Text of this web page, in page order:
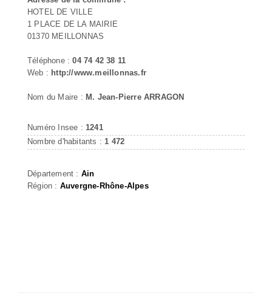
HOTEL DE VILLE
1 PLACE DE LA MAIRIE
01370 MEILLONNAS
Téléphone :04 74 42 38 11
Web : http://www.meillonnas.fr
Nom du Maire : M. Jean-Pierre ARRAGON
Numéro Insee : 1241
Nombre d'habitants : 1 472
Département : Ain
Région : Auvergne-Rhône-Alpes